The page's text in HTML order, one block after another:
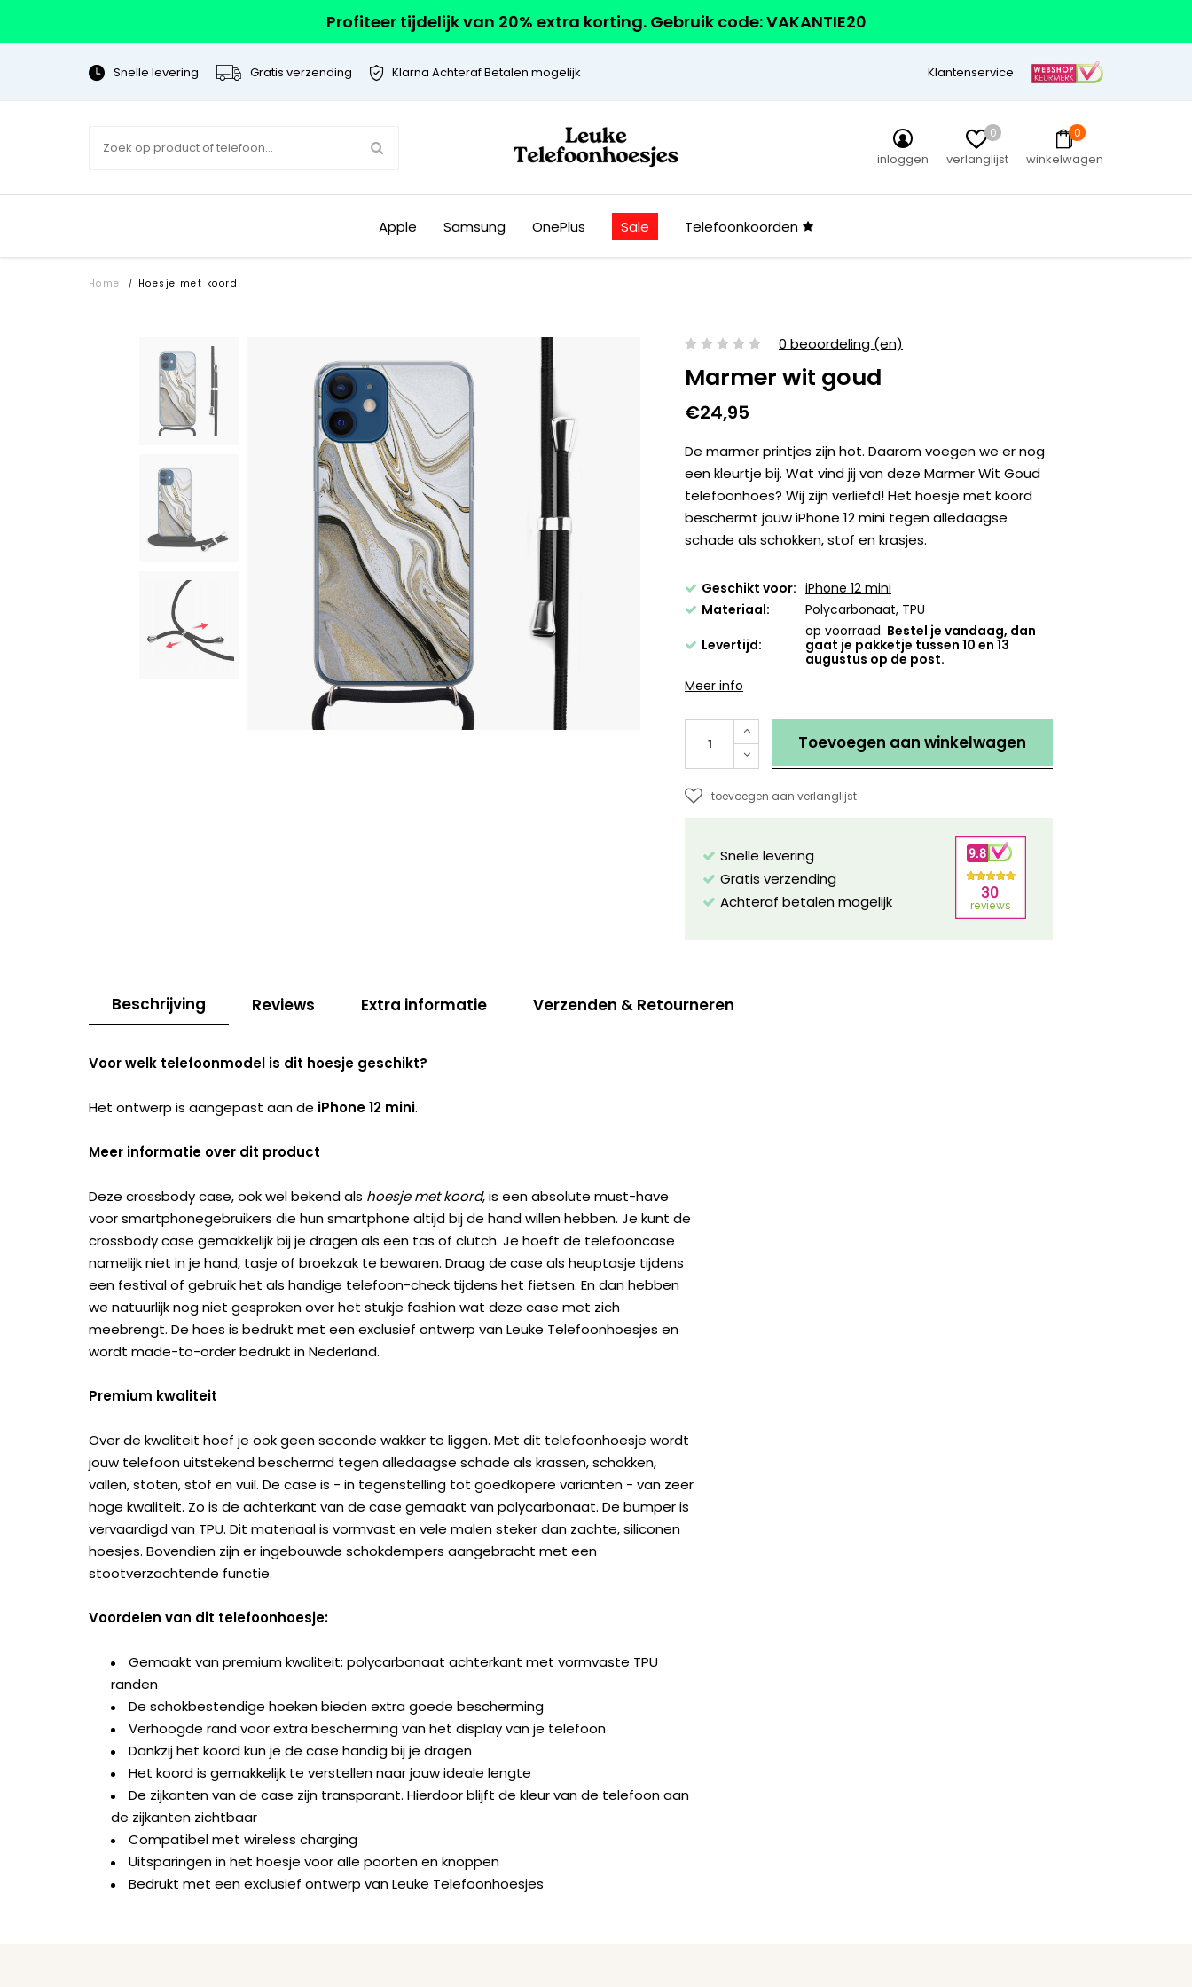
Profiteer tijdelijk van 20% extra korting. Gebruik code: VAKANTIE20
Snelle levering Gratis verzending Klarna Achteraf Betalen mogelijk Klantenservice
inloggen
0
verlanglijst
0
winkelwagen
Apple Samsung OnePlus Sale Telefoonkoorden
Home / Hoesje met koord
0 beoordeling (en)
Marmer wit goud
€24,95
De marmer printjes zijn hot. Daarom voegen we er nog
een kleurtje bij. Wat vind jij van deze Marmer Wit Goud
telefoonhoes? Wij zijn verliefd! Het hoesje met koord
beschermt jouw iPhone 12 mini tegen alledaagse
schade als schokken, stof en krasjes.
Geschikt voor: iPhone 12 mini
Materiaal:
Polycarbonaat, TPU
Levertijd:
op voorraad. Bestel je vandaag, dan
gaat je pakketje tussen 10 en 13
augustus op de post.
Meer info
Toevoegen aan winkelwagen
toevoegen aan verlanglijst
Snelle levering
Gratis verzending
Achteraf betalen mogelijk
Beschrijving Reviews Extra informatie Verzenden & Retourneren
Voor welk telefoonmodel is dit hoesje geschikt?
Het ontwerp is aangepast aan de iPhone 12 mini.
Meer informatie over dit product
Deze crossbody case, ook wel bekend als hoesje met koord, is een absolute must-have
voor smartphonegebruikers die hun smartphone altijd bij de hand willen hebben. Je kunt de
crossbody case gemakkelijk bij je dragen als een tas of clutch. Je hoeft de telefooncase
namelijk niet in je hand, tasje of broekzak te bewaren. Draag de case als heuptasje tijdens
een festival of gebruik het als handige telefoon-check tijdens het fietsen. En dan hebben
we natuurlijk nog niet gesproken over het stukje fashion wat deze case met zich
meebrengt. De hoes is bedrukt met een exclusief ontwerp van Leuke Telefoonhoesjes en
wordt made-to-order bedrukt in Nederland.
Premium kwaliteit
Over de kwaliteit hoef je ook geen seconde wakker te liggen. Met dit telefoonhoesje wordt
jouw telefoon uitstekend beschermd tegen alledaagse schade als krassen, schokken,
vallen, stoten, stof en vuil. De case is - in tegenstelling tot goedkopere varianten - van zeer
hoge kwaliteit. Zo is de achterkant van de case gemaakt van polycarbonaat. De bumper is
vervaardigd van TPU. Dit materiaal is vormvast en vele malen steker dan zachte, siliconen
hoesjes. Bovendien zijn er ingebouwde schokdempers aangebracht met een
stootverzachtende functie.
Voordelen van dit telefoonhoesje:
Gemaakt van premium kwaliteit: polycarbonaat achterkant met vormvaste TPU
randen
De schokbestendige hoeken bieden extra goede bescherming
Verhoogde rand voor extra bescherming van het display van je telefoon
Dankzij het koord kun je de case handig bij je dragen
Het koord is gemakkelijk te verstellen naar jouw ideale lengte
De zijkanten van de case zijn transparant. Hierdoor blijft de kleur van de telefoon aan
de zijkanten zichtbaar
Compatibel met wireless charging
Uitsparingen in het hoesje voor alle poorten en knoppen
Bedrukt met een exclusief ontwerp van Leuke Telefoonhoesjes